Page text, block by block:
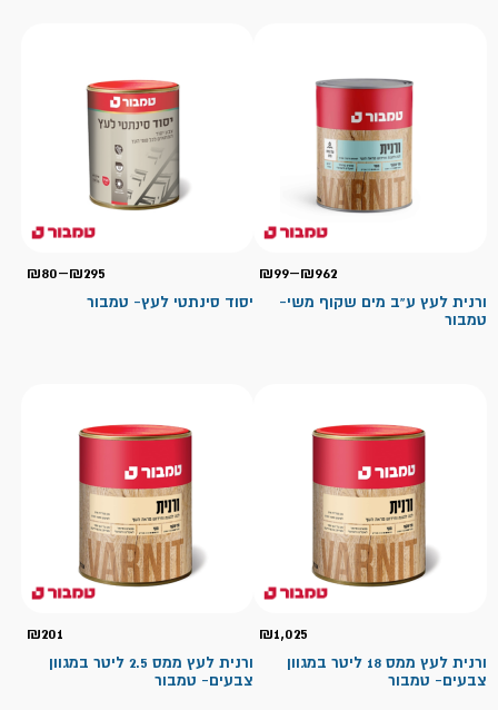
₪99–₪962
ורנית לעץ ע"ב מים שקוף משי-
טמבור
₪80–₪295
יסוד סינתטי לעץ- טמבור
₪1,025
ורנית לעץ ממס 18 ליטר במגוון
צבעים- טמבור
₪201
ורנית לעץ ממס 2.5 ליטר במגוון
צבעים- טמבור